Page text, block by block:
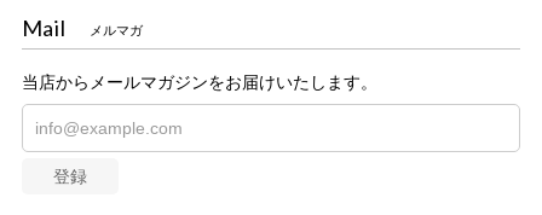
Mail メルマガ
当店からメールマガジンをお届けいたします。
登録